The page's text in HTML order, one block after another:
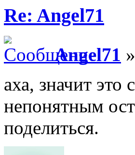
Re: Angel71
Angel71
аха, значит
непонятным
поделиться.